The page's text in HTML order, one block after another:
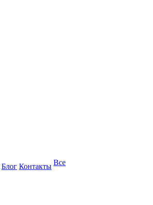
Блог Контакты Все